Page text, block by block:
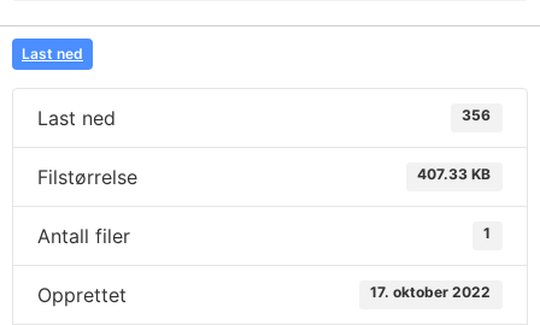
Last ned
Last ned 356
Filstørrelse 407.33 KB
Antall filer 1
Opprettet 17. oktober 2022